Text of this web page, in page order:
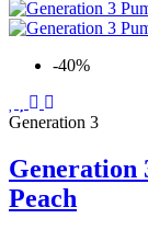
-40%
Generation 3
Generation
Peach